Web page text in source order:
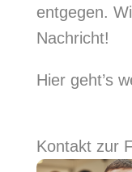
entgegen.
Nachricht!
Hier geht’s
Kontakt zur